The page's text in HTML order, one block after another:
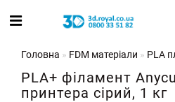
Головна FDM матеріали PLA
PLA+ філамент
принтера сірий, 1 кг